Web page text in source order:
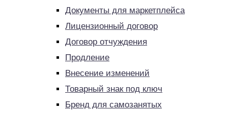
Документы для маркетплейса
Лицензионный договор
Договор отчуждения
Продление
Внесение изменений
Товарный знак под ключ
Бренд для самозанятых